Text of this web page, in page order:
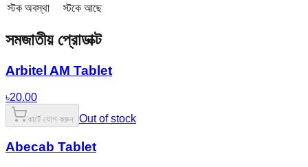
স্টক অবস্থা
স্টকে আছে
সমজাতীয় প্রোডাক্ট
Arbitel AM Tablet
৳20.00
কার্টে যোগ করুন Out of stock
Abecab Tablet